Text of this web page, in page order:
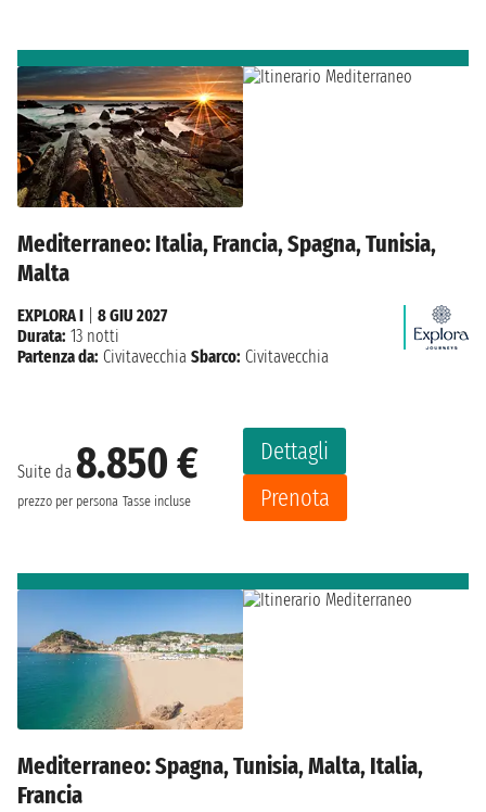
Mediterraneo: Italia, Francia, Spagna, Tunisia,
Malta
Suite da 8.850 €
prezzo per persona Tasse incluse
Dettagli
Prenota
EXPLORA I
8 GIU 2027
Durata: 13 notti
Partenza da: Civitavecchia Sbarco: Civitavecchia
Mediterraneo: Spagna, Tunisia, Malta, Italia,
Francia